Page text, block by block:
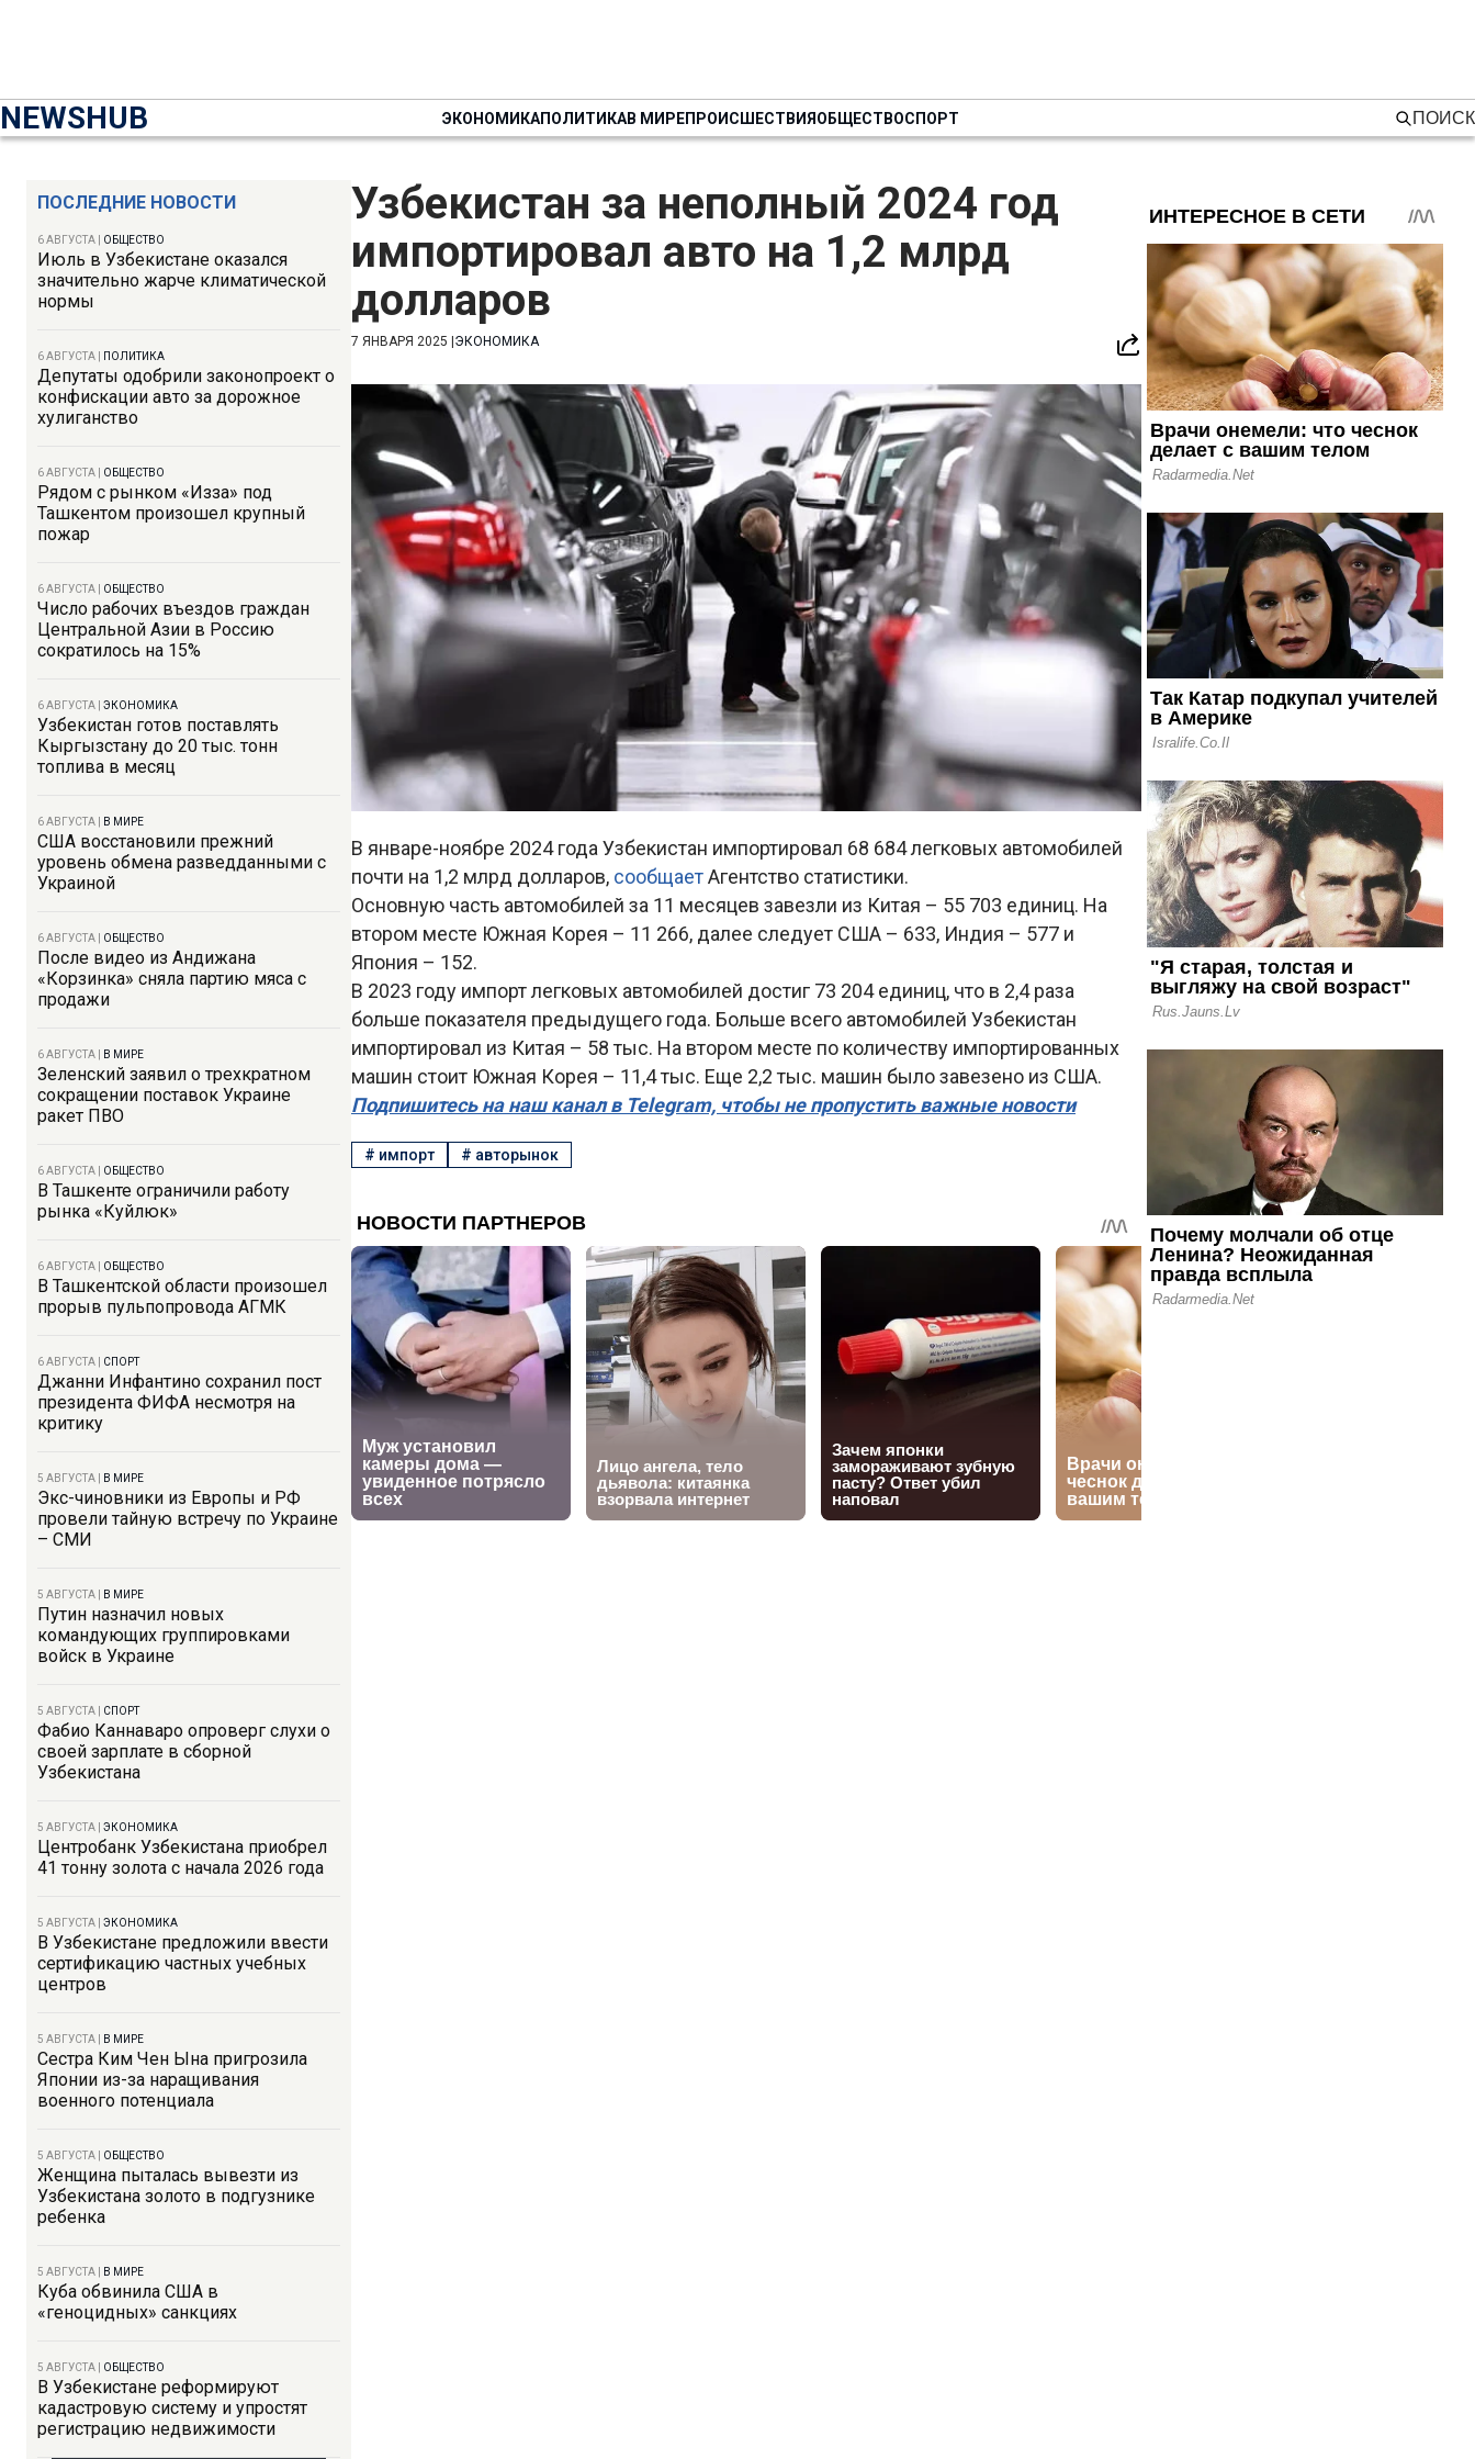
NEWSHUB ЭКОНОМИКАПОЛИТИКАВ МИРЕПРОИСШЕСТВИЯОБЩЕСТВОСПОРТ ПОИСК
ПОСЛЕДНИЕ НОВОСТИ
6 АВГУСТА ОБЩЕСТВО
Июль в Узбекистане оказался
значительно жарче климатической
нормы
6 АВГУСТА ПОЛИТИКА
Депутаты одобрили законопроект о
конфискации авто за дорожное
хулиганство
6 АВГУСТА ОБЩЕСТВО
Рядом с рынком «Изза» под
Ташкентом произошел крупный
пожар
6 АВГУСТА ОБЩЕСТВО
Число рабочих въездов граждан
Центральной Азии в Россию
сократилось на 15%
6 АВГУСТА ЭКОНОМИКА
Узбекистан готов поставлять
Кыргызстану до 20 тыс. тонн
топлива в месяц
6 АВГУСТА В МИРЕ
США восстановили прежний
уровень обмена разведданными с
Украиной
6 АВГУСТА ОБЩЕСТВО
После видео из Андижана
«Корзинка» сняла партию мяса с
продажи
6 АВГУСТА В МИРЕ
Зеленский заявил о трехкратном
сокращении поставок Украине
ракет ПВО
6 АВГУСТА ОБЩЕСТВО
В Ташкенте ограничили работу
рынка «Куйлюк»
6 АВГУСТА ОБЩЕСТВО
В Ташкентской области произошел
прорыв пульпопровода АГМК
6 АВГУСТА СПОРТ
Джанни Инфантино сохранил пост
президента ФИФА несмотря на
критику
5 АВГУСТА В МИРЕ
Экс-чиновники из Европы и РФ
провели тайную встречу по Украине
– СМИ
5 АВГУСТА В МИРЕ
Путин назначил новых
командующих группировками
войск в Украине
5 АВГУСТА СПОРТ
Фабио Каннаваро опроверг слухи о
своей зарплате в сборной
Узбекистана
5 АВГУСТА ЭКОНОМИКА
Центробанк Узбекистана приобрел
41 тонну золота с начала 2026 года
5 АВГУСТА ЭКОНОМИКА
В Узбекистане предложили ввести
сертификацию частных учебных
центров
5 АВГУСТА В МИРЕ
Сестра Ким Чен Ына пригрозила
Японии из-за наращивания
военного потенциала
5 АВГУСТА ОБЩЕСТВО
Женщина пыталась вывезти из
Узбекистана золото в подгузнике
ребенка
5 АВГУСТА В МИРЕ
Куба обвинила США в
«геноцидных» санкциях
5 АВГУСТА ОБЩЕСТВО
В Узбекистане реформируют
кадастровую систему и упростят
регистрацию недвижимости
Узбекистан за неполный 2024 год
импортировал авто на 1,2 млрд
долларов
7 ЯНВАРЯ 2025 ЭКОНОМИКА
В январе-ноябре 2024 года Узбекистан импортировал 68 684 легковых автомобилей
почти на 1,2 млрд долларов, сообщаетАгентство статистики.
Основную часть автомобилей за 11 месяцев завезли из Китая – 55 703 единиц. На
втором месте Южная Корея – 11 266, далее следует США – 633, Индия – 577 и
Япония – 152.
В 2023 году импорт легковых автомобилей достиг 73 204 единиц, что в 2,4 раза
больше показателя предыдущего года. Больше всего автомобилей Узбекистан
импортировал из Китая – 58 тыс. На втором месте по количеству импортированных
машин стоит Южная Корея – 11,4 тыс. Еще 2,2 тыс. машин было завезено из США.
Подпишитесь на наш канал в Telegram, чтобы не пропустить важные новости
# импорт # авторынок